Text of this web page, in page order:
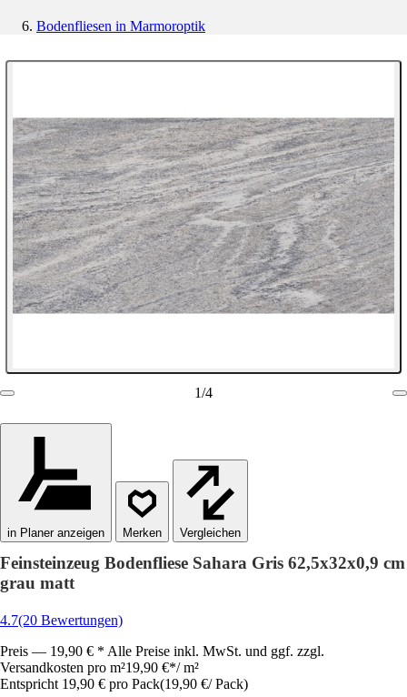
Bodenfliesen in Marmoroptik
1/4
in Planer anzeigen Vergleichen
Feinsteinzeug Bodenfliese Sahara Gris 62,5x32x0,9 cm
grau matt
4.7(20 Bewertungen)
Preis — 19,90 € * Alle Preise inkl. MwSt. und ggf. zzgl.
Versandkosten pro m²19,90 €*/ m²
Entspricht 19,90 € pro Pack(19,90 €/ Pack)